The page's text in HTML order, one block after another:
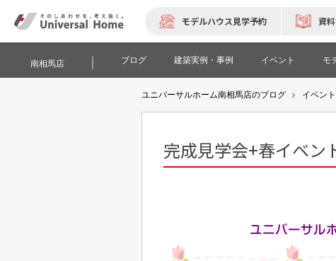
モデルハウス見学予約 資
南相馬店 ブログ 建築実例・事例 イベント モ
ユニバーサルホーム南相馬店のブログ イベント
完成見学会+春イベン
ユニバーサル